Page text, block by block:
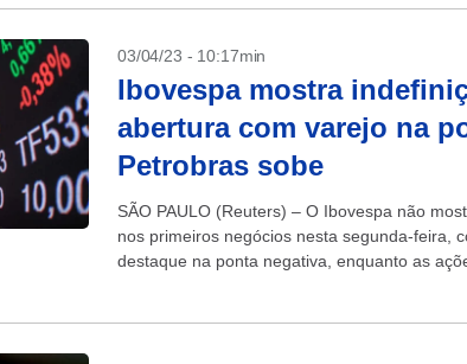
03/04/23 - 10:17min
Ibovespa mostra
abertura com varejo na
Petrobras sobe
SÃO PAULO (Reuters) – O Ibovespa não
nos primeiros negócios nesta segunda-feira,
destaque na ponta negativa, enquanto as